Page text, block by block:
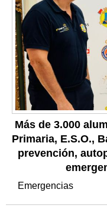
Más de 3.000
Primaria, E.S.O.,
prevención,
Emergencias